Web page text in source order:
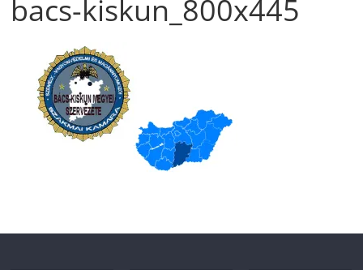
bacs-kiskun_800x445